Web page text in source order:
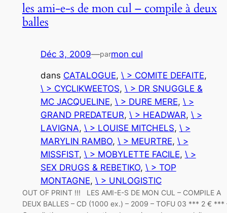
les ami-e-s de mon cul – compile à deux
balles
Déc 3, 2009—parmon cul
dans CATALOGUE, \ > COMITE DEFAITE
\ > CYCLIKWEETOS, \ > DR SNUGGLE &
MC JACQUELINE, \ > DURE MERE, \ >
GRAND PREDATEUR, \ > HEADWAR, \ >
LAVIGNA, \ > LOUISE MITCHELS, \ >
MARYLIN RAMBO, \ > MEURTRE, \ >
MISSFIST, \ > MOBYLETTE FACILE, \ >
SEX DRUGS & REBETIKO, \ > TOP
MONTAGNE, \ > UNLOGISTIC
OUT OF PRINT !!! LES AMI-E-S DE MON CUL – COMPILE A
DEUX BALLES – CD (1000 ex.) – 2009 – TOFU 03 *** 2 € ***